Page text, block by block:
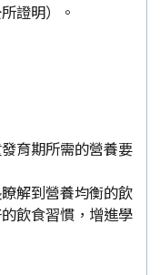
證明）。
育期所需的營養要
解到營養均衡的飲
飲食習慣，增進學